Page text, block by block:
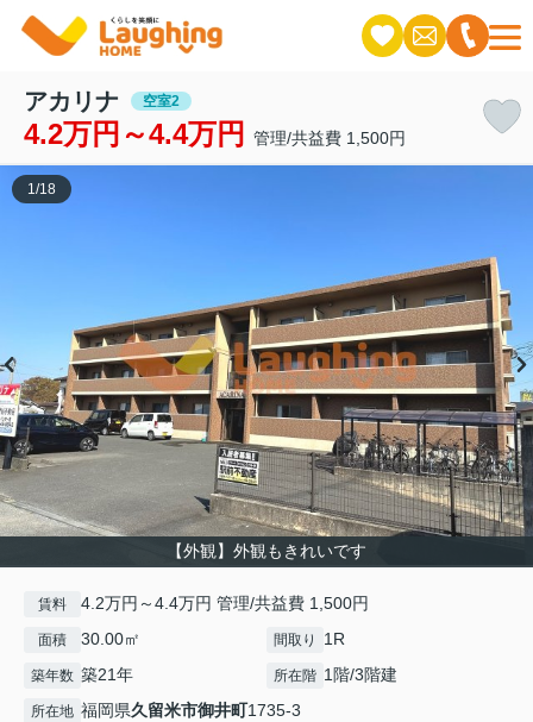
アカリナ 空室2
4.2万円～4.4万円 管理/共益費 1,500円
【外観】外観もきれいです
1 /18
賃料 4.2万円～4.4万円 管理/共益費 1,500円
面積 30.00㎡ 間取り 1R
築年数 築21年 所在階 1階/3階建
所在地 福岡県久留米市御井町1735-3